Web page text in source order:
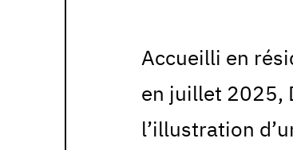
Accueilli en
en juillet 2025,
l’illustration